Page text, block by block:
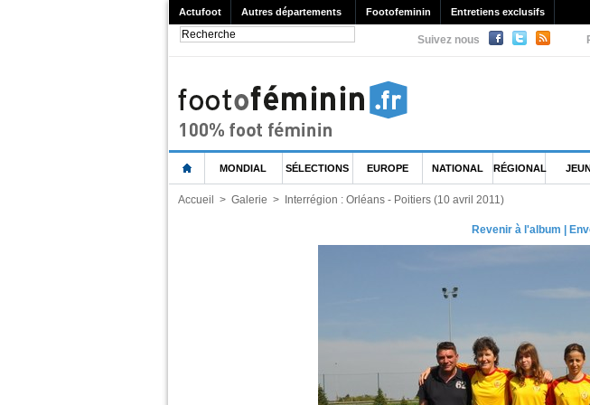
Actufoot Autres départements Footofeminin Entretiens exclusifs
Suivez nous
MONDIAL SÉLECTIONS EUROPE NATIONAL RÉGIONAL
Accueil > Galerie > Interrégion : Orléans - Poitiers (10 avril 2011)
Revenir à l'album